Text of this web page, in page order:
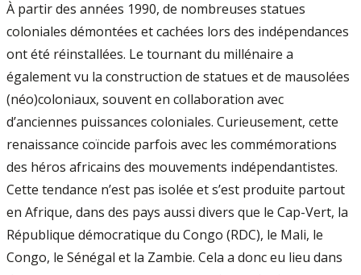
À partir des années 1990, de nombreuses statues
coloniales démontées et cachées lors des indépendances
ont été réinstallées. Le tournant du millénaire a
également vu la construction de statues et de mausolées
(néo)coloniaux, souvent en collaboration avec
d’anciennes puissances coloniales. Curieusement, cette
renaissance coïncide parfois avec les commémorations
des héros africains des mouvements indépendantistes.
Cette tendance n’est pas isolée et s’est produite partout
en Afrique, dans des pays aussi divers que le Cap-Vert, la
République démocratique du Congo (RDC), le Mali, le
Congo, le Sénégal et la Zambie. Cela a donc eu lieu dans